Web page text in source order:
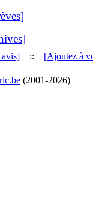
avis] :: [Ajoutez à
(2001-2026)